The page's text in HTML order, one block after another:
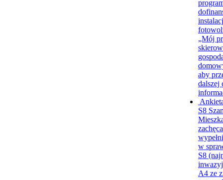
„Mój
aby
dalszej
S8
w
S8
A4 ze